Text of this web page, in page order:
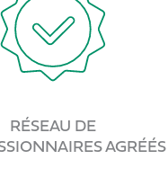
RÉSEAU DE
AGRÉÉS